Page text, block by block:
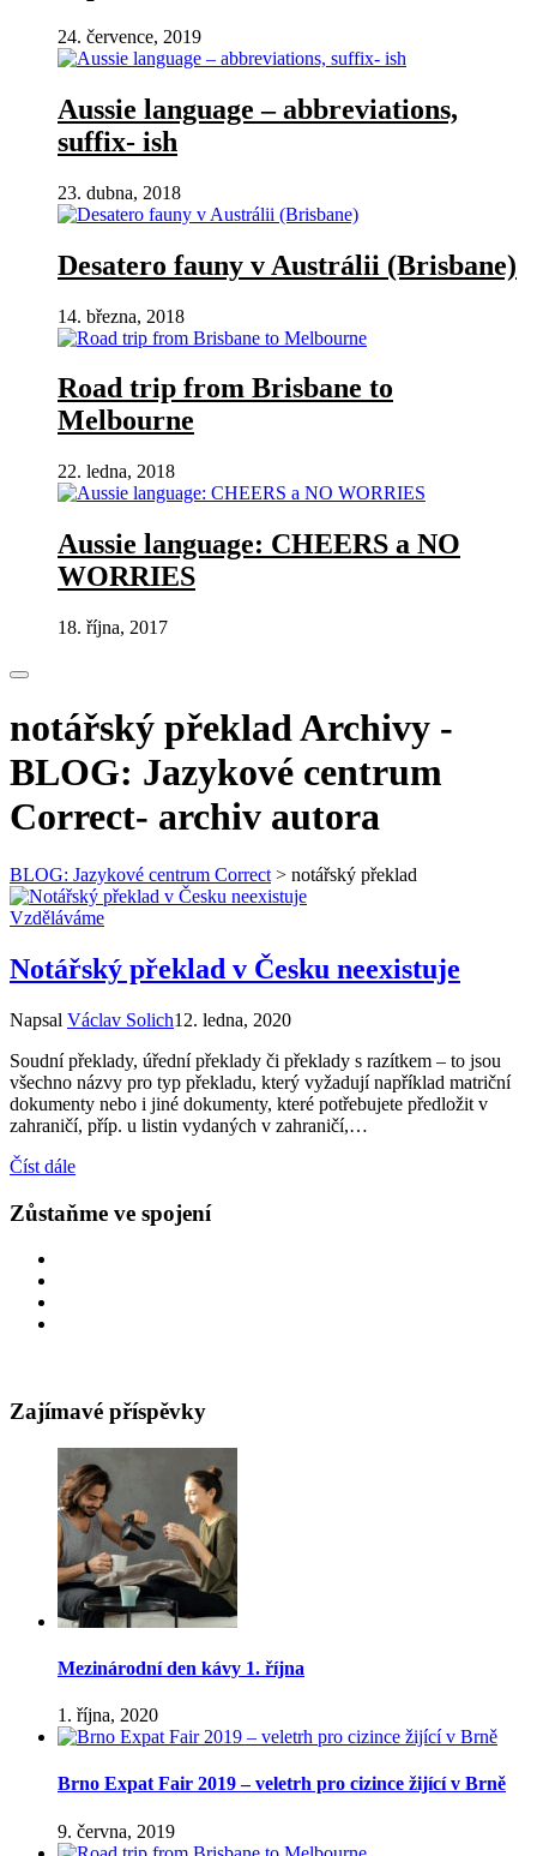
24. července, 2019
Aussie language – abbreviations,
suffix- ish
23. dubna, 2018
Desatero fauny v Austrálii (Brisbane)
14. března, 2018
Road trip from Brisbane to
Melbourne
22. ledna, 2018
Aussie language: CHEERS a NO
WORRIES
18. října, 2017
notářský překlad Archivy -
BLOG: Jazykové centrum
Correct- archiv autora
BLOG: Jazykové centrum Correct > notářský překlad
Vzděláváme
Notářský překlad v Česku neexistuje
Napsal Václav Solich12. ledna, 2020
Soudní překlady, úřední překlady či překlady s razítkem – to jsou
všechno názvy pro typ překladu, který vyžadují například matriční
dokumenty nebo i jiné dokumenty, které potřebujete předložit v
zahraničí, příp. u listin vydaných v zahraničí,…
Číst dále
Zůstaňme ve spojení
Zajímavé příspěvky
Mezinárodní den kávy 1. října
1. října, 2020
Brno Expat Fair 2019 – veletrh pro cizince žijící v Brně
9. června, 2019